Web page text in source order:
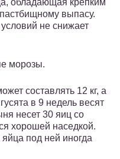
обладающая крепким
выпасу.
не снижает
морозы.
составлять 12 кг, а
в 9 недель весят
несет 30 яиц со
хорошей наседкой.
под ней иногда